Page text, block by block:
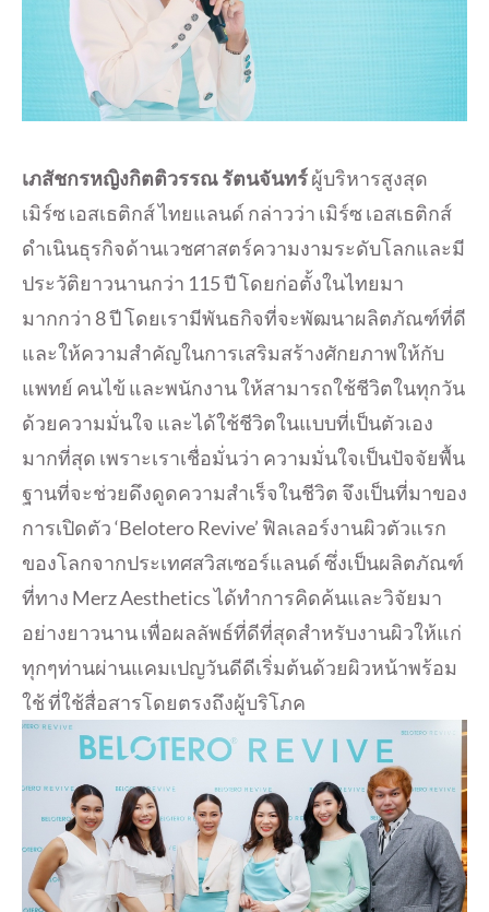
เภสัชกรหญิงกิตติวรรณ รัตนจันทร์ผู้บริหารสูงสุด
เมิร์ซ เอสเธติกส์ ไทยแลนด์ กล่าวว่า เมิร์ซ เอสเธติกส์
ดำเนินธุรกิจด้านเวชศาสตร์ความงามระดับโลกและมี
ประวัติยาวนานกว่า 115 ปี โดยก่อตั้งในไทยมา
มากกว่า 8 ปี โดยเรามีพันธกิจที่จะพัฒนาผลิตภัณฑ์ที่ดี
และให้ความสำคัญในการเสริมสร้างศักยภาพให้กับ
แพทย์ คนไข้ และพนักงาน ให้สามารถใช้ชีวิตในทุกวัน
ด้วยความมั่นใจ และได้ใช้ชีวิตในแบบที่เป็นตัวเอง
มากที่สุด เพราะเราเชื่อมั่นว่า ความมั่นใจเป็นปัจจัยพื้น
ฐานที่จะช่วยดึงดูดความสำเร็จในชีวิต จึงเป็นที่มาของ
การเปิดตัว ‘Belotero Revive’ ฟิลเลอร์งานผิวตัวแรก
ของโลกจากประเทศสวิสเซอร์แลนด์ ซึ่งเป็นผลิตภัณฑ์
ที่ทาง Merz Aesthetics ได้ทำการคิดค้นและวิจัยมา
อย่างยาวนาน เพื่อผลลัพธ์ที่ดีที่สุดสำหรับงานผิวให้แก่
ทุกๆท่านผ่านแคมเปญวันดีดีเริ่มต้นด้วยผิวหน้าพร้อม
ใช้ ที่ใช้สื่อสารโดยตรงถึงผู้บริโภค